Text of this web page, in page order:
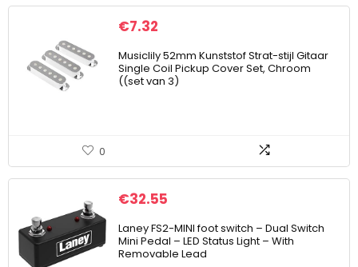
€7.32
Musiclily 52mm Kunststof Strat-stijl Gitaar
Single Coil Pickup Cover Set, Chroom
((set van 3)
0
€32.55
Laney FS2-MINI foot switch – Dual Switch
Mini Pedal – LED Status Light – With
Removable Lead